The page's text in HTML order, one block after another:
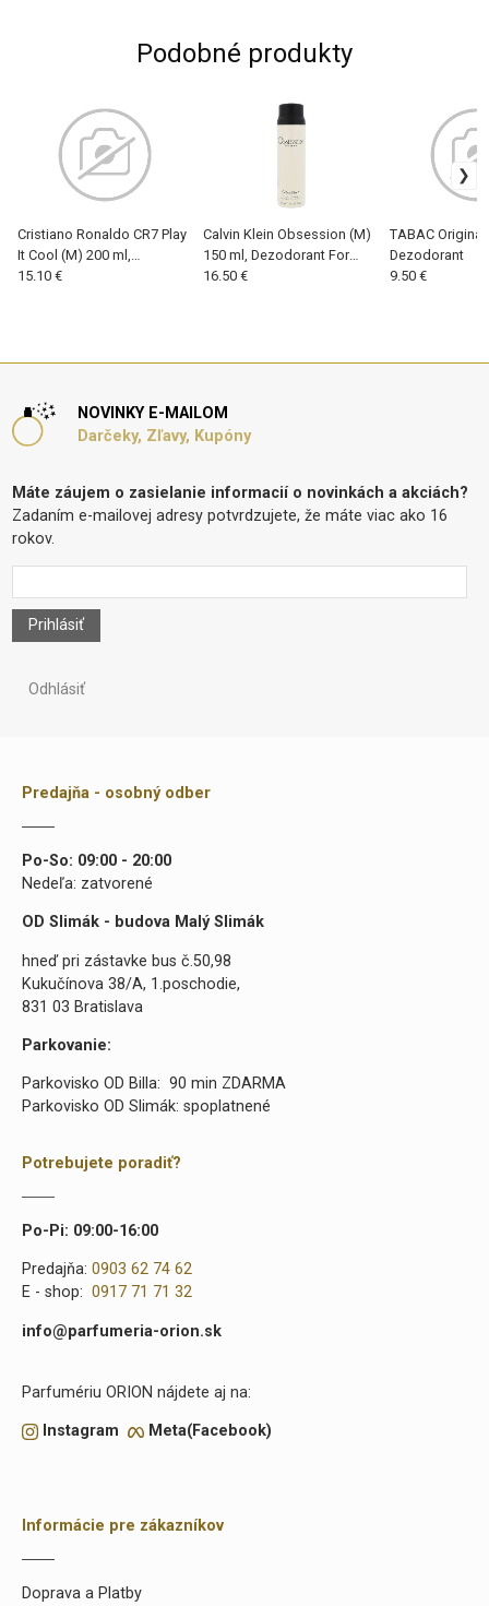
Podobné produkty
Cristiano Ronaldo CR7 Play
It Cool (M) 200 ml,
Dezodorant
15.10 €
Calvin Klein Obsession (M)
150 ml, Dezodorant For
Men
16.50 €
TABAC
Dezodorant
9.50 €
NOVINKY E-MAILOM
Darčeky, Zľavy, Kupóny
Máte záujem o zasielanie informacií o novinkách a akciách?
Zadaním e-mailovej adresy potvrdzujete, že máte viac ako 16
rokov.
Prihlásiť
Odhlásiť
Predajňa - osobný odber
Po-So: 09:00 - 20:00
Nedeľa: zatvorené
OD Slimák - budova Malý Slimák
hneď pri zástavke bus č.50,98
Kukučínova 38/A, 1.poschodie,
831 03 Bratislava
Parkovanie:
Parkovisko OD Billa: 90 min ZDARMA
Parkovisko OD Slimák: spoplatnené
Potrebujete poradiť?
Po-Pi: 09:00-16:00
Predajňa: 0903 62 74 62
E - shop: 0917 71 71 32
info@parfumeria-orion.sk
Parfumériu ORION nájdete aj na:
Instagram Meta(Facebook)
Informácie pre zákazníkov
Doprava a Platby